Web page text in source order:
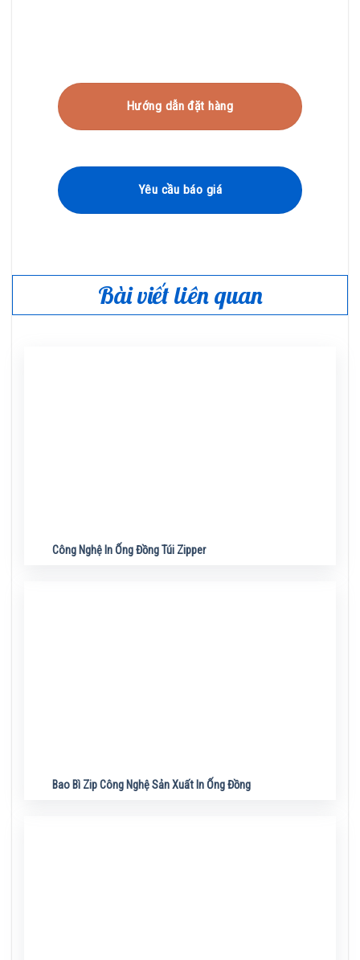
Hướng dẫn đặt hàng
Yêu cầu báo giá
Bài viết liên quan
Công Nghệ In Ống Đồng Túi Zipper
Bao Bì Zip Công Nghệ Sản Xuất In Ống Đồng